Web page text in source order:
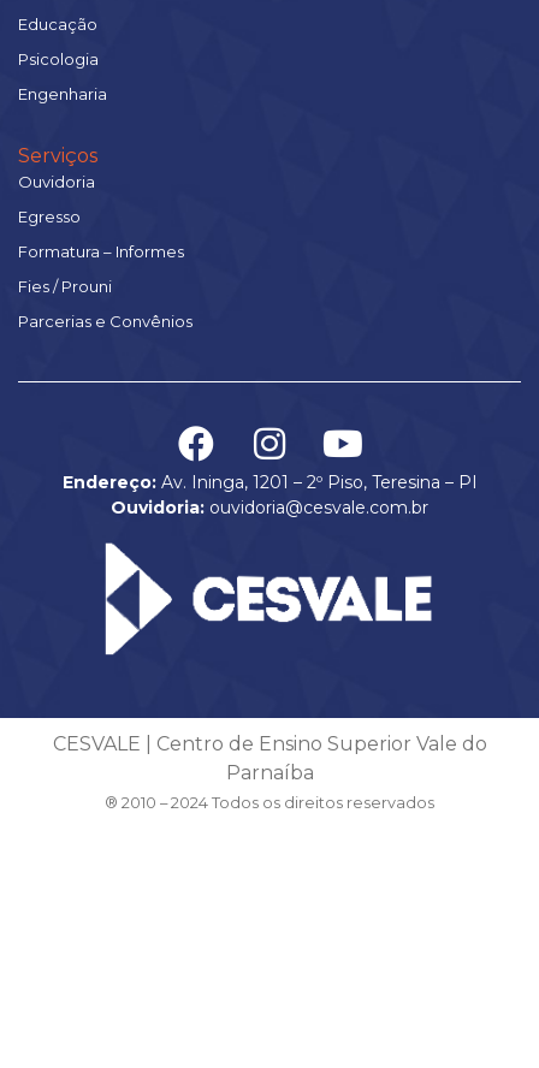
Educação
Psicologia
Engenharia
Serviços
Ouvidoria
Egresso
Formatura – Informes
Fies / Prouni
Parcerias e Convênios
Endereço:Av. Ininga, 1201 – 2º Piso, Teresina – PI
Ouvidoria: ouvidoria@cesvale.com.br
CESVALE | Centro de Ensino Superior Vale do
Parnaíba
® 2010 – 2024 Todos os direitos reservados